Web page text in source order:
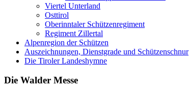
Viertel Unterland
Osttirol
Oberinntaler Schützenregiment
Regiment Zillertal
Alpenregion der Schützen
Auszeichnungen, Dienstgrade und Schützenschnur
Die Tiroler Landeshymne
Die Walder Messe